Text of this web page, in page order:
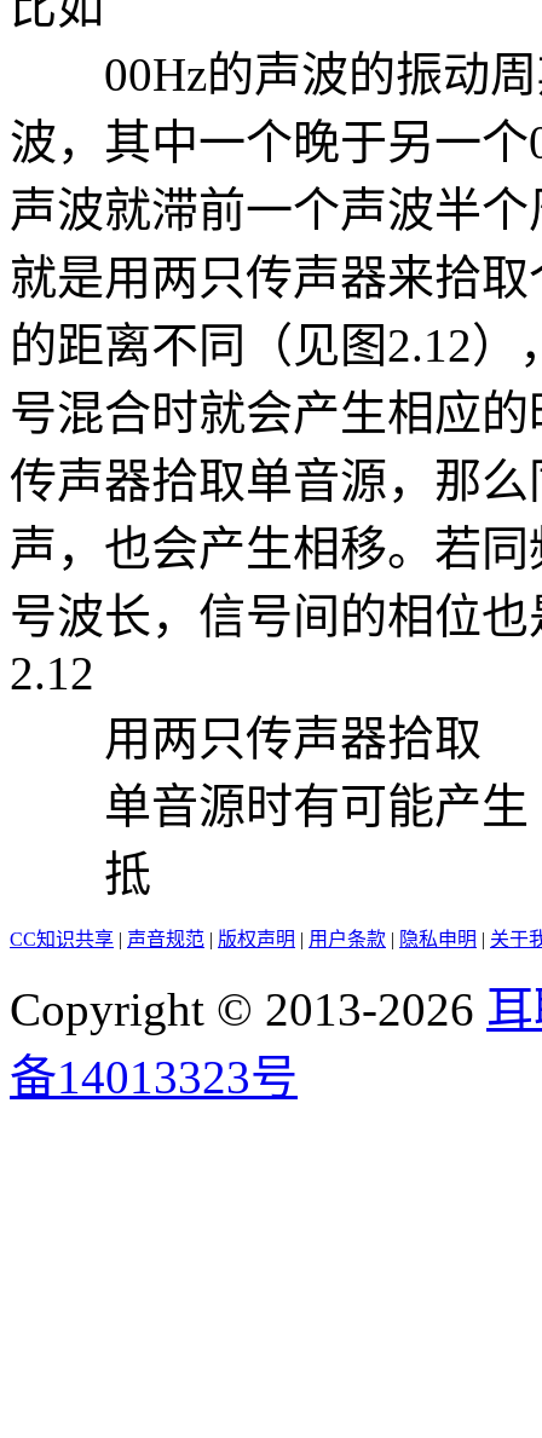
00Hz的声波的振动周
波，其中一个晚于另一
声波就滞前一个声波半
就是用两只传声器来拾
的距离不同（见图2.12
号混合时就会产生相应
传声器拾取单音源，那
声，也会产生相移。若
号波长，信号间的相位
2.12
用两只传声器拾取
单音源时有可能产生
抵
CC知识共享 | 声音规范 | 版权声明 | 用户条款 | 隐私申明 | 关于
Copyright © 2013-2026
备14013323号